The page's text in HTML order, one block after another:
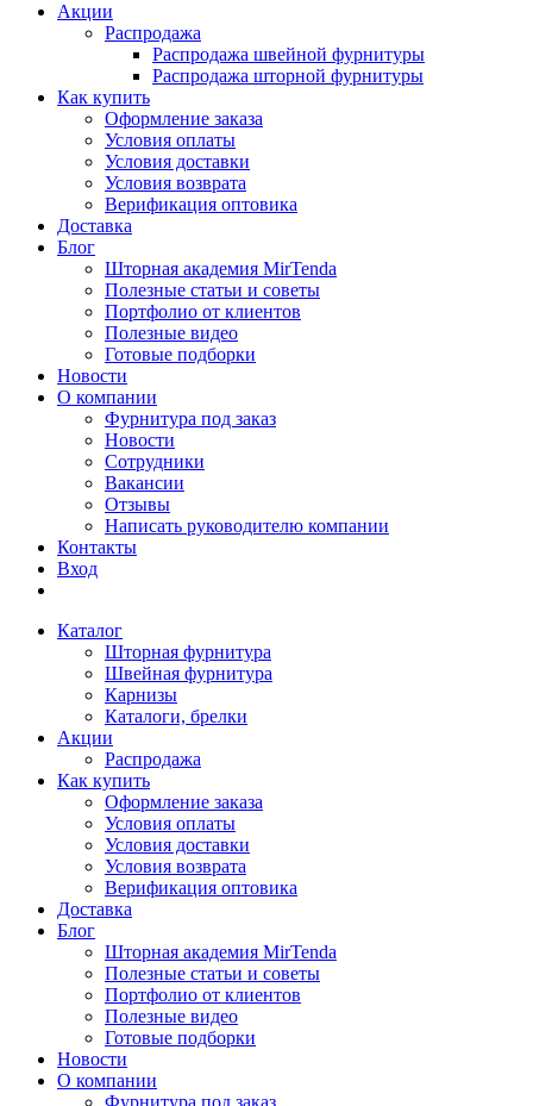
Акции
Распродажа
Распродажа швейной фурнитуры
Распродажа шторной фурнитуры
Как купить
Оформление заказа
Условия оплаты
Условия доставки
Условия возврата
Верификация оптовика
Доставка
Блог
Шторная академия MirTenda
Полезные статьи и советы
Портфолио от клиентов
Полезные видео
Готовые подборки
Новости
О компании
Фурнитура под заказ
Новости
Сотрудники
Вакансии
Отзывы
Написать руководителю компании
Контакты
Вход
Каталог
Шторная фурнитура
Швейная фурнитура
Карнизы
Каталоги, брелки
Акции
Распродажа
Как купить
Оформление заказа
Условия оплаты
Условия доставки
Условия возврата
Верификация оптовика
Доставка
Блог
Шторная академия MirTenda
Полезные статьи и советы
Портфолио от клиентов
Полезные видео
Готовые подборки
Новости
О компании
Фурнитура под заказ